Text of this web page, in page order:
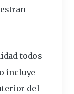
todos
incluye
del